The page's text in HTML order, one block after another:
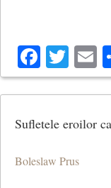
Sufletele eroilor
Boleslaw Prus